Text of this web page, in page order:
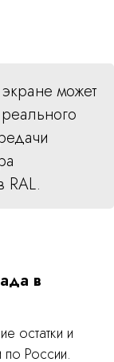
может
RAL.
в
остатки и
по России.